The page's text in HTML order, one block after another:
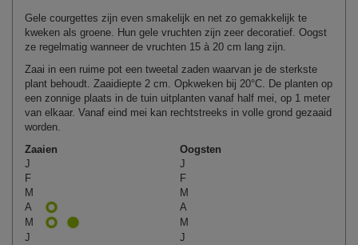
Gele courgettes zijn even smakelijk en net zo gemakkelijk te
kweken als groene. Hun gele vruchten zijn zeer decoratief. Oogst
ze regelmatig wanneer de vruchten 15 à 20 cm lang zijn.
Zaai in een ruime pot een tweetal zaden waarvan je de sterkste
plant behoudt. Zaaidiepte 2 cm. Opkweken bij 20°C. De planten op
een zonnige plaats in de tuin uitplanten vanaf half mei, op 1 meter
van elkaar. Vanaf eind mei kan rechtstreeks in volle grond gezaaid
worden.
Zaaien
Oogsten
J
J
F
F
M
M
A
A
M
M
J
J